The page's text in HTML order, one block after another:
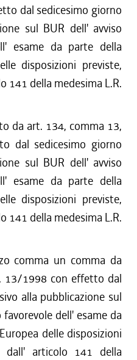
dal sedicesimo giorno
sul BUR dell' avviso
esame da parte della
disposizioni previste,
141 della medesima L.R.
da art. 134, comma 13,
dal sedicesimo giorno
sul BUR dell' avviso
esame da parte della
disposizioni previste,
141 della medesima L.R.
comma un comma da
13/1998 con effetto dal
alla pubblicazione sul
dell' esame da
delle disposizioni
dall' articolo 141 della